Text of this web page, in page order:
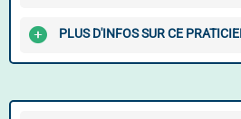
PLUS D'INFOS SUR CE